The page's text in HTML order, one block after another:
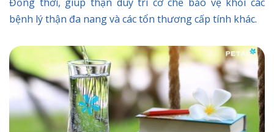
bệnh lý thận đa nang và các tổn thương cấp tính khác.